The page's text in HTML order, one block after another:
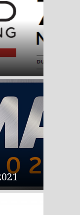
le cui principali
il design.